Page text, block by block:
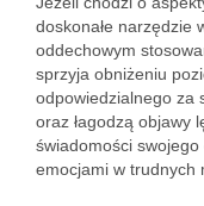
doskonałe narzędzie
oddechowym
sprzyja obniżeniu
odpowiedzialnego za
oraz łagodzą objawy
świadomości swojego
emocjami w trudnych